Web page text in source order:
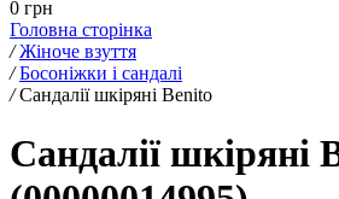
0 грн
Головна сторінка
/ Жіноче взуття
/ Босоніжки і сандалі
/ Сандалії шкіряні Benito
Сандалії шкіряні